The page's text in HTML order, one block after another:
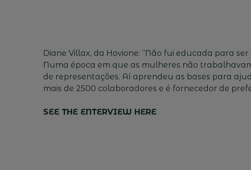
Diane Villax, da Hovione: “Não fui educada para ser
Numa época em que as mulheres não
de representações. Aí aprendeu as bases para
mais de 2500 colaboradores e é fornecedor de
SEE THE ENTERVIEW HERE